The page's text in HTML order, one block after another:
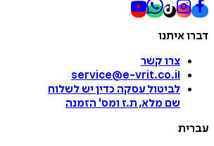
דברו איתנו
צרו קשר
service@e-vrit.co.il
לביטול עסקה כדין יש לשלוח
שם מלא, ת.ז ומס' הזמנה
עברית